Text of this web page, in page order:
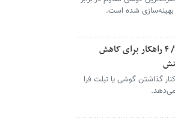
بهینه‌سازی شده است.
چرا جدا کردن بچه‌ها از گوشی این‌قدر سخت است؟/ ۴ راهکار برای کاهش
گذاشتن گوشی یا تبلت فرا